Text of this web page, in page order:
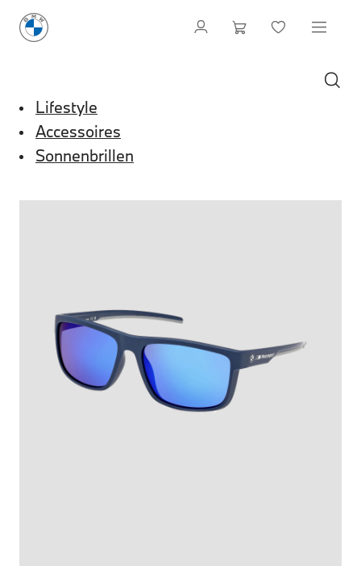
Lifestyle
Accessoires
Sonnenbrillen